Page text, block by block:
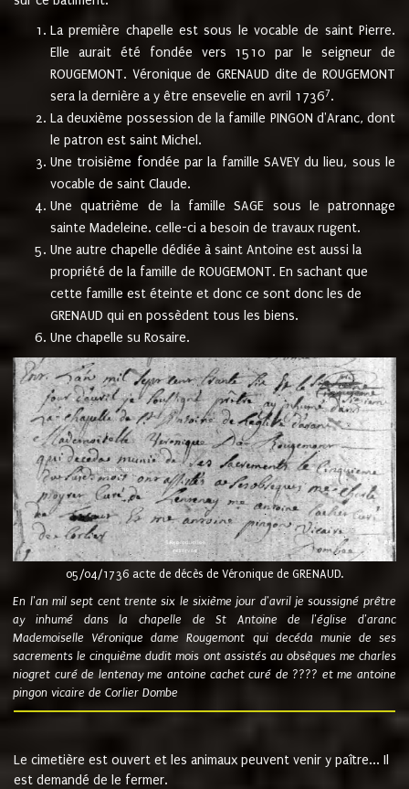
La première chapelle est sous le vocable de saint Pierre.
Elle aurait été fondée vers 1510 par le seigneur de
ROUGEMONT. Véronique de GRENAUD dite de ROUGEMONT
sera la dernière a y être ensevelie en avril 17367.
La deuxième possession de la famille PINGON d'Aranc, dont
le patron est saint Michel.
Une troisième fondée par la famille SAVEY du lieu, sous le
vocable de saint Claude.
Une quatrième de la famille SAGE sous le patronnage
sainte Madeleine. celle-ci a besoin de travaux rugent.
Une autre chapelle dédiée à saint Antoine est aussi la
propriété de la famille de ROUGEMONT. En sachant que
cette famille est éteinte et donc ce sont donc les de
GRENAUD qui en possèdent tous les biens.
Une chapelle su Rosaire.
05/04/1736 acte de décès de Véronique de GRENAUD.
En l'an mil sept cent trente six le sixième jour d'avril je soussigné prêtre
ay inhumé dans la chapelle de St Antoine de l'église d'aranc
Mademoiselle Véronique dame Rougemont qui decéda munie de ses
sacrements le cinquième dudit mois ont assistés au obsèques me charles
niogret curé de lentenay me antoine cachet curé de ???? et me antoine
pingon vicaire de Corlier Dombe
Le cimetière est ouvert et les animaux peuvent venir y paître... Il
est demandé de le fermer.